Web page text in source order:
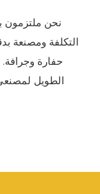
نحن ملتزمون
التكلفة ومصنعة
حفارة
الطويل